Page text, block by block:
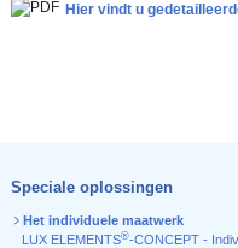
Hier vindt u
Speciale oplossingen
Het individuele maatwerk
LUX ELEMENTS®-CONCEPT -